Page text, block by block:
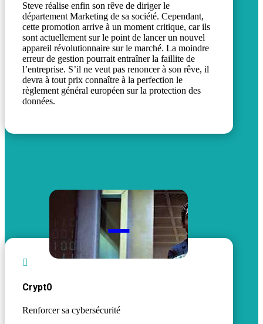
Steve réalise enfin son rêve de diriger le
département Marketing de sa société. Cependant,
cette promotion arrive à un moment critique, car ils
sont actuellement sur le point de lancer un nouvel
appareil révolutionnaire sur le marché. La moindre
erreur de gestion pourrait entraîner la faillite de
l’entreprise. S’il ne veut pas renoncer à son rêve, il
devra à tout prix connaître à la perfection le
règlement général européen sur la protection des
données.


Crypt0
Renforcer sa cybersécurité